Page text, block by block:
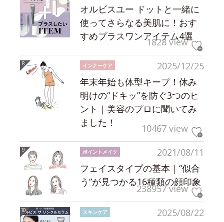
オルビスユー ドットと一緒に
使ってさらなる美肌に！おす
すめプラスワンアイテム4選
1828 view
2025/12/25
インナーケア
年末年始も体型キープ！休み
明けの“ドキッ”を防ぐ3つのヒ
ント｜美容のプロに聞いてみ
ました！
10467 view
2021/08/11
ポイントメイク
フェイスタイプの基本｜“似合
う”が見つかる16種類の顔印象
238957 view
2025/08/22
スキンケア